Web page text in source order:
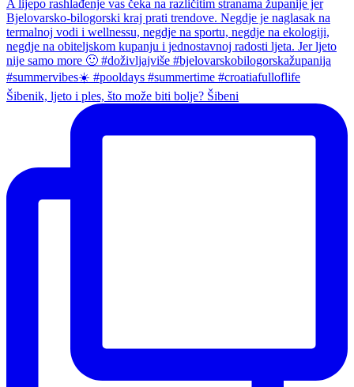
Šibenik, ljeto i ples, što može biti bolje? Šibeni